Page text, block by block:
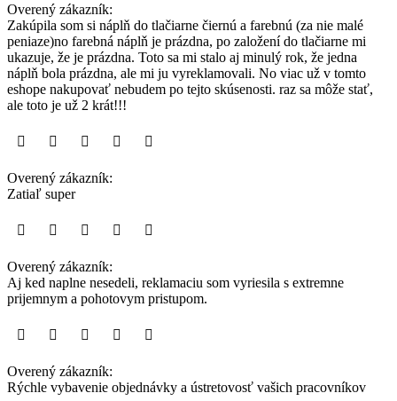
Overený zákazník:
Zakúpila som si náplň do tlačiarne čiernú a farebnú (za nie malé
peniaze)no farebná náplň je prázdna, po založení do tlačiarne mi
ukazuje, že je prázdna. Toto sa mi stalo aj minulý rok, že jedna
náplň bola prázdna, ale mi ju vyreklamovali. No viac už v tomto
eshope nakupovať nebudem po tejto skúsenosti. raz sa môže stať,
ale toto je už 2 krát!!!
Overený zákazník:
Zatiaľ super
Overený zákazník:
Aj ked naplne nesedeli, reklamaciu som vyriesila s extremne
prijemnym a pohotovym pristupom.
Overený zákazník:
Rýchle vybavenie objednávky a ústretovosť vašich pracovníkov